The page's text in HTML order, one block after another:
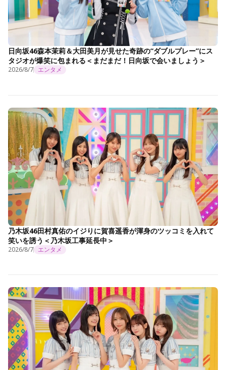
日向坂46森本茉莉＆大田美月が見せた奇跡の“ダブルプレー”にス
タジオが爆笑に包まれる＜まだまだ！日向坂で会いましょう＞
2026/8/7 エンタメ
乃木坂46田村真佑のイジりに賀喜遥香が渾身のツッコミを入れて
笑いを誘う＜乃木坂工事延長中＞
2026/8/7 エンタメ